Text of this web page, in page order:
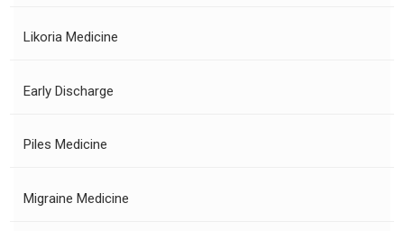
Likoria Medicine
Early Discharge
Piles Medicine
Migraine Medicine